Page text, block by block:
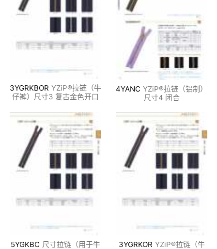
3YGRKBOR YZiP®拉链（牛
仔裤）尺寸3 复古金色开口
4YANC YZiP®拉链（铝制）
尺寸4 闭合
5YGKBC 尺寸拉链（用于牛
3YGRKOR YZiP®拉链（牛